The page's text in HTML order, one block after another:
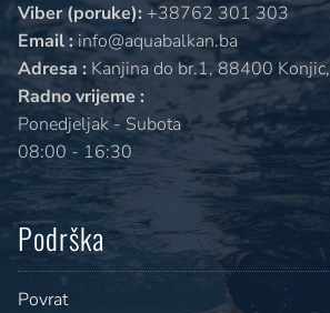
Viber (poruke): +38762 301 303
Email :info@aquabalkan.ba
Adresa : Kanjina do br.1, 88400
Radno vrijeme :
Ponedjeljak - Subota
08:00 - 16:30
Podrška
Povrat